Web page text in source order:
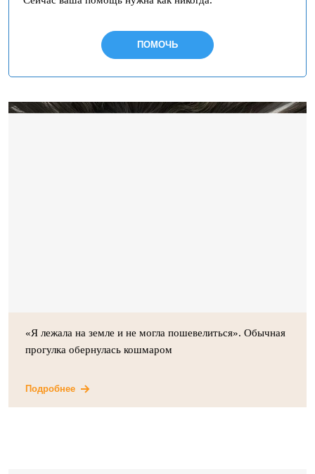
ПОМОЧЬ
«Я лежала на земле и не могла пошевелиться». Обычная
прогулка обернулась кошмаром
Подробнее